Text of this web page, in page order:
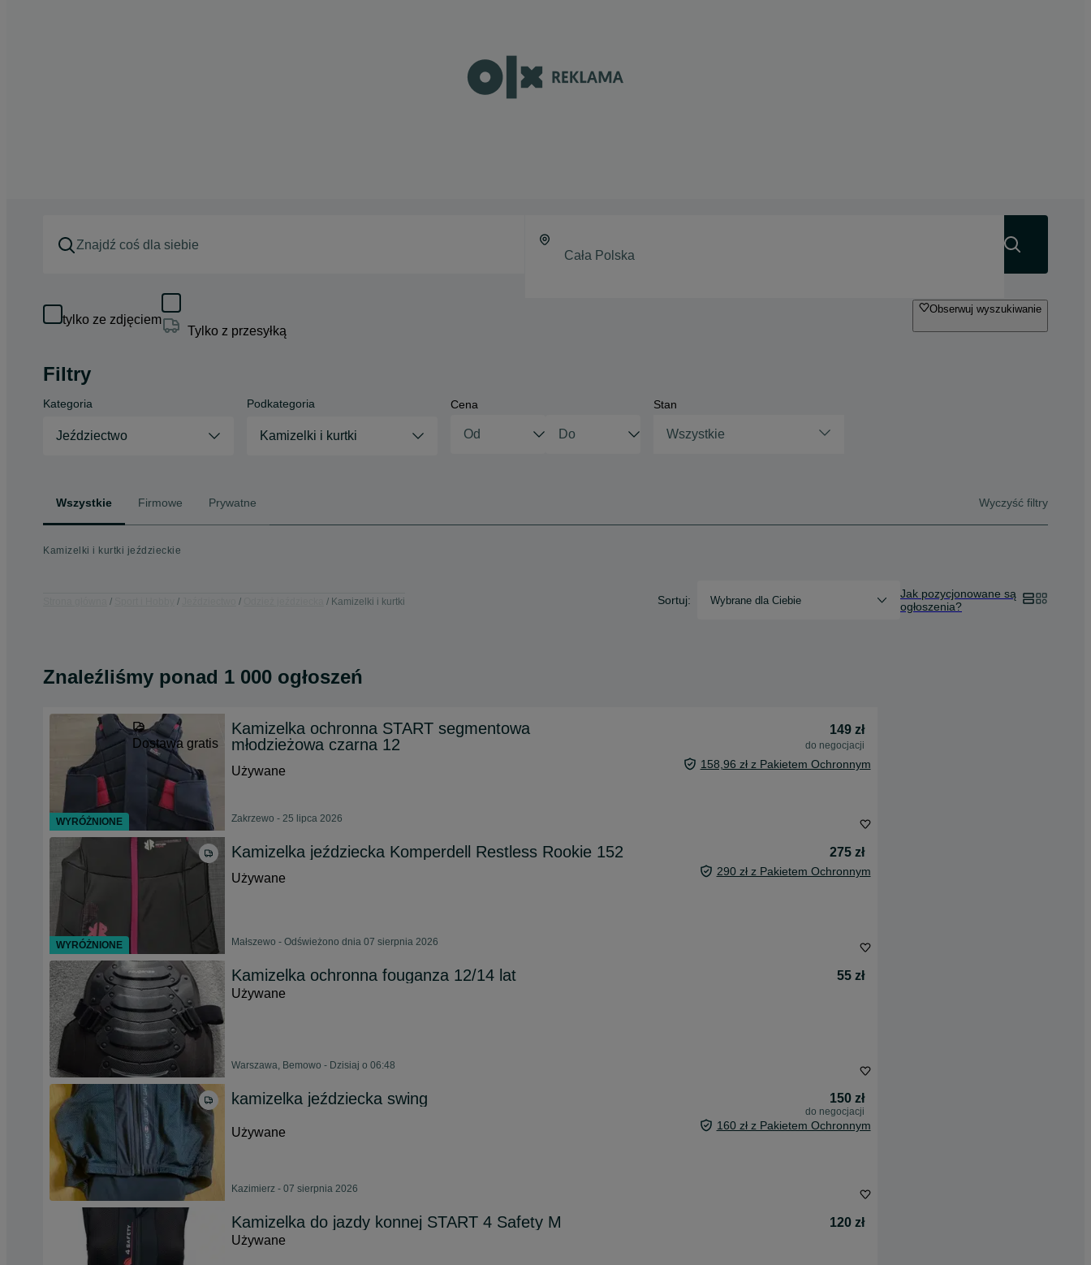
tylko ze zdjęciem
Tylko z przesyłką
Obserwuj wyszukiwanie
Filtry
Kategoria
Jeździectwo
Podkategoria
Kamizelki i kurtki
Cena Stan
Wszystkie
Wszystkie Firmowe Prywatne Wyczyść filtry
Kamizelki i kurtki jeździeckie
Kamizelki i kurtki Sortuj: Wybrane dla Ciebie
Jak pozycjonowane są
ogłoszenia?
Znaleźliśmy ponad 1 000 ogłoszeń
Dostawa gratis
Kamizelka ochronna START segmentowa
młodzieżowa czarna 12
149 zł
do negocjacji
Używane 158,96 zł z Pakietem Ochronnym
Zakrzewo - 25 lipca 2026
Kamizelka jeździecka Komperdell Restless Rookie 152
275 zł
Używane
290 zł z Pakietem Ochronnym
Małszewo - Odświeżono dnia 07 sierpnia 2026
Kamizelka ochronna fouganza 12/14 lat
55 zł
Używane
Warszawa, Bemowo - Dzisiaj o 06:48
kamizelka jeździecka swing 150 zł
do negocjacji
Używane 160 zł z Pakietem Ochronnym
Kazimierz - 07 sierpnia 2026
Kamizelka do jazdy konnej START 4 Safety M
120 zł
Używane
WYRÓŻNIONE
WYRÓŻNIONE